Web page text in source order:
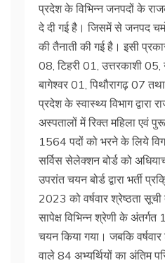
प्रदेश के विभिन्न जनपदों के
दे दी गई है। जिसमें से जनपद
की तैनाती की गई है। इसी
08, टिहरी 01, उत्तरकाशी
बागेश्वर 01, पिथौरागढ़ 07
प्रदेश के स्वास्थ्य विभाग द्वारा
अस्पतालों में रिक्त महिला एवं
1564 पदों को भरने के लिये
सर्विस सेलेक्शन बोर्ड को
उपरांत चयन बोर्ड द्वारा भर्ती
2023 को वर्षवार श्रेष्ठता
सापेक्ष विभिन्न श्रेणी के अंतर्गत
चयन किया गया। जबकि
वाले 84 अभ्यर्थियों का अंतिम